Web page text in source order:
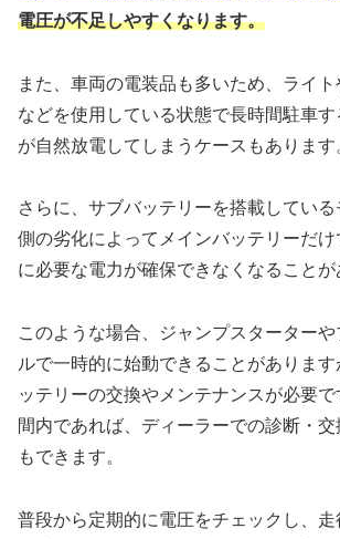
電圧が不足しやすくなります。
また、車両の電装品も多いため、ライ
などを使用している状態で長時間駐車
が自然放電してしまうケースもあります
さらに、サブバッテリーを搭載してい
側の劣化によってメインバッテリーだ
に必要な電力が確保できなくなることが
このような場合、ジャンプスターター
ルで一時的に始動できることがありま
ッテリーの交換やメンテナンスが必要
間内であれば、ディーラーでの診断・
もできます。
普段から定期的に電圧をチェックし、